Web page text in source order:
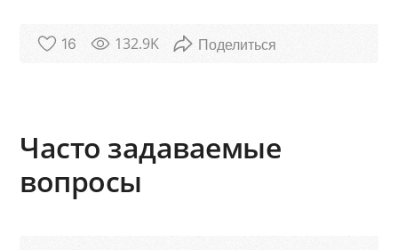
16 132.9K
Часто задаваемые
вопросы